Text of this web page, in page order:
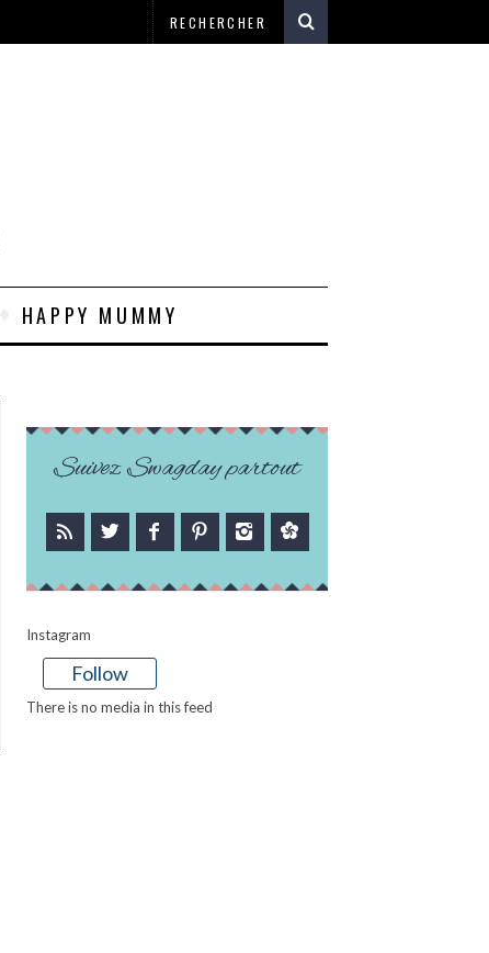
HAPPY MUMMY
Suivez Swagday partout
Instagram
Follow
There is no media in this feed